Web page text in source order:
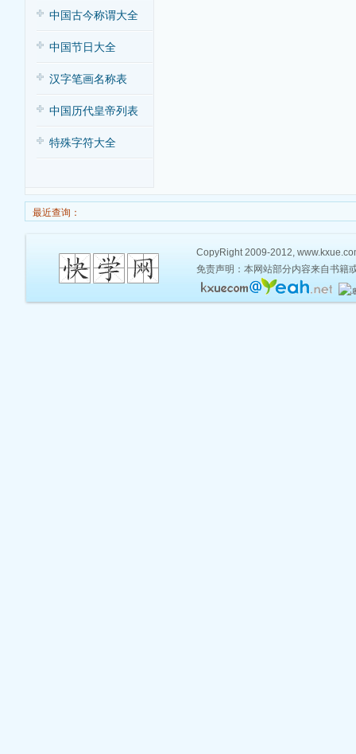
中国古今称谓大全
中国节日大全
汉字笔画名称表
中国历代皇帝列表
特殊字符大全
最近查询：
CopyRight 2009-2012,
免责声明：本网站部分内容来自书籍